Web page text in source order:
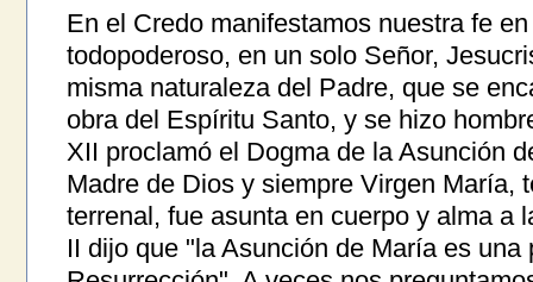
En el Credo manifestamos nuestra fe
todopoderoso, en un solo Señor,
misma naturaleza del Padre, que se
obra del Espíritu Santo, y se hizo
XII proclamó el Dogma de la Asunción
Madre de Dios y siempre Virgen María,
terrenal, fue asunta en cuerpo y alma a
II dijo que "la Asunción de María es